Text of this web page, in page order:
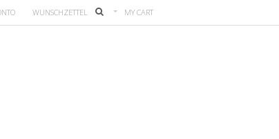
MY CART
WUNSCHZETTEL